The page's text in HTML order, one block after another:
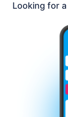
Looking for